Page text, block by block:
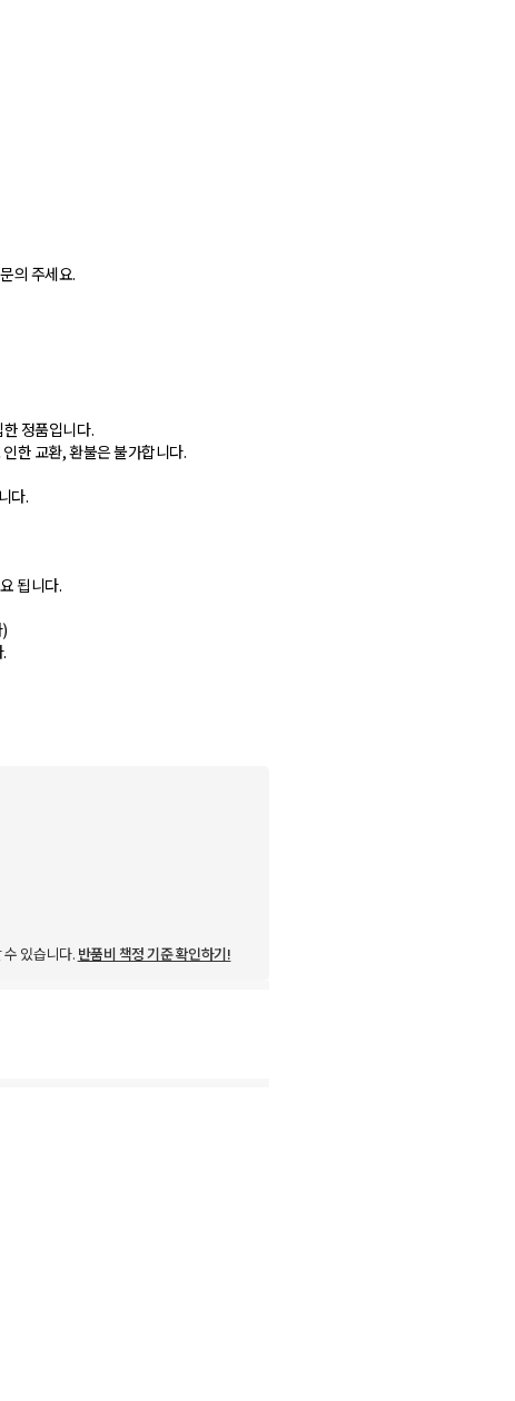
의 주세요.
정품입니다.
한 교환, 환불은 불가합니다.
다.
됩니다.
있습니다. 반품비 책정 기준 확인하기!